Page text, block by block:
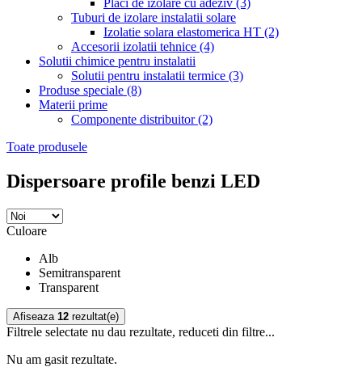
Placi de izolare cu adeziv (3)
Tuburi de izolare instalatii solare
Izolatie solara elastomerica HT (2)
Accesorii izolatii tehnice (4)
Solutii chimice pentru instalatii
Solutii pentru instalatii termice (3)
Produse speciale (8)
Materii prime
Componente distribuitor(2)
Toate produsele
Dispersoare profile benzi LED
Culoare
Alb
Semitransparent
Transparent
Afiseaza 12 rezultat(e)
Filtrele selectate nu dau rezultate, reduceti din filtre...
Nu am gasit rezultate.